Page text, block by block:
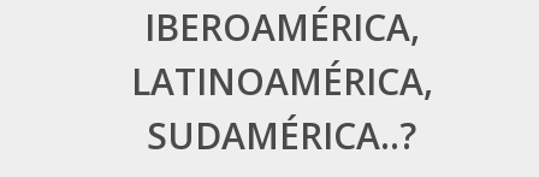
IBEROAMÉRICA,
LATINOAMÉRICA,
SUDAMÉRICA..?